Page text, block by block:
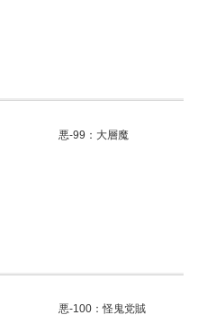
悪-99：大層魔
悪-100：怪鬼党賊